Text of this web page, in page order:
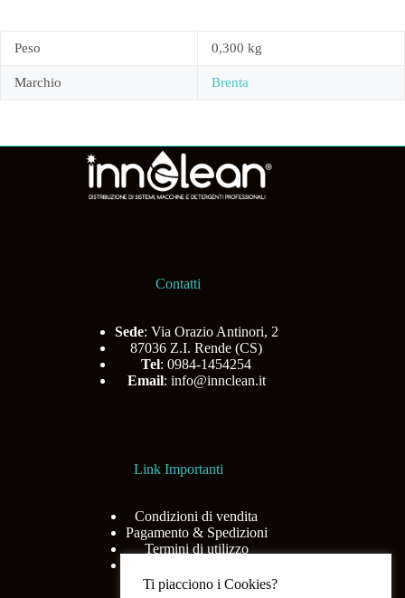
Peso 0,300 kg
Marchio Brenta
Contatti
Sede: Via Orazio Antinori, 2
87036 Z.I. Rende (CS)
Tel: 0984-1454254
Email: info@innclean.it
Link Importanti
Condizioni di vendita
Pagamento & Spedizioni
Termini di utilizzo
Ti piacciono i Cookies?